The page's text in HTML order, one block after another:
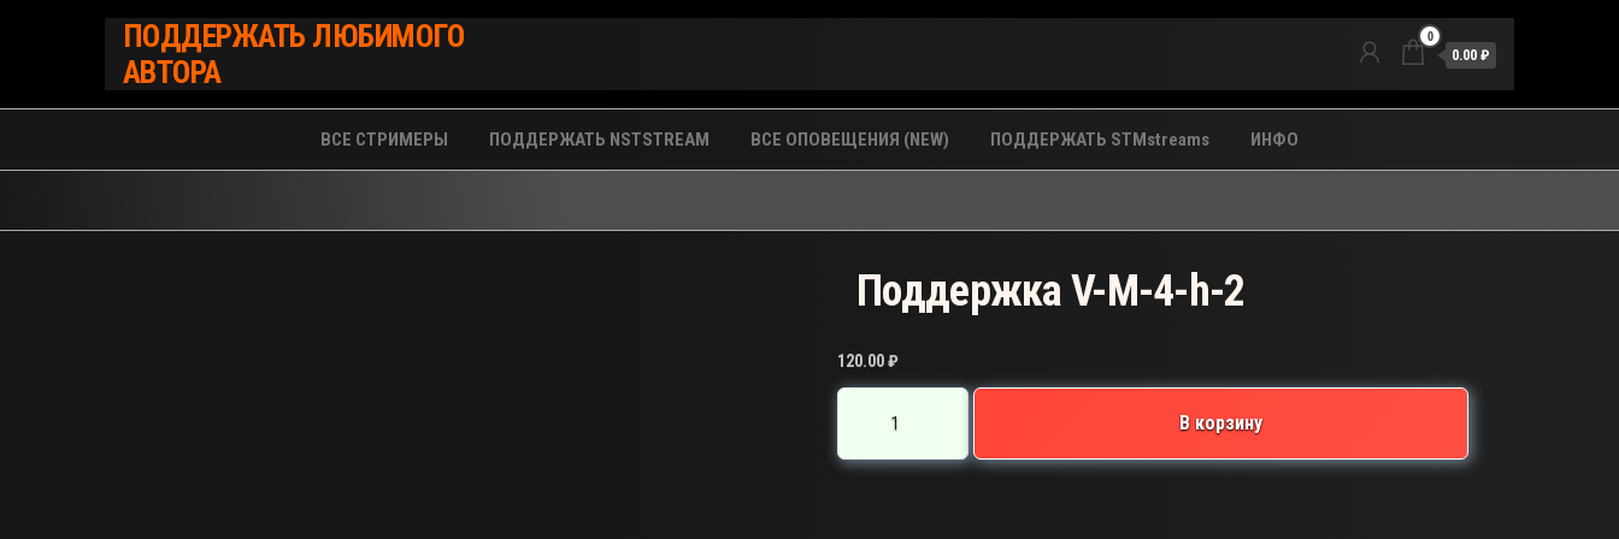
содержимому
ПОДДЕРЖАТЬ ЛЮБИМОГО
АВТОРА
0
0.00 ₽
ВСЕ СТРИМЕРЫ ПОДДЕРЖАТЬ NSTSTREAM ВСЕ ОПОВЕЩЕНИЯ (NEW) ПОДДЕРЖАТЬ STMstreams ИНФО
Поддержка V-M-4-h-2
120.00₽
Количество
товара
Поддержка
В корзину